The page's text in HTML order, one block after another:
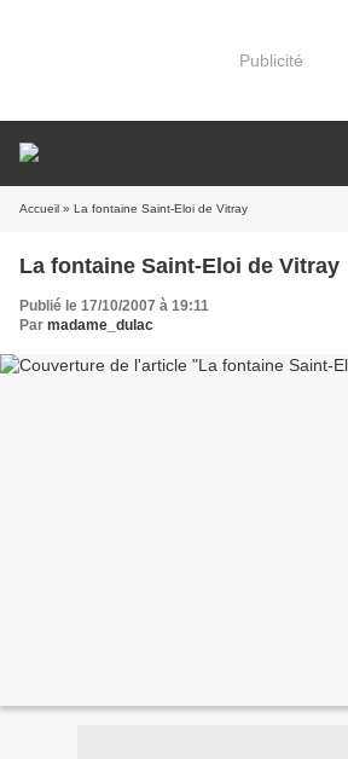
Publicité
Accueil » La fontaine Saint-Eloi de Vitray
La fontaine Saint-Eloi de Vitray
Publié le 17/10/2007 à 19:11
Par madame_dulac